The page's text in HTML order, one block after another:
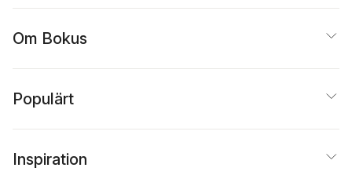
Om Bokus
Populärt
Inspiration